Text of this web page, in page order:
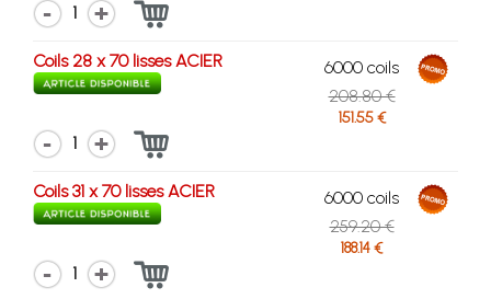
1
Coils 28 x 70 lisses ACIER
6000 coils
208.80 €
151.55 €
1
Coils 31 x 70 lisses ACIER
6000 coils
259.20 €
188.14 €
1